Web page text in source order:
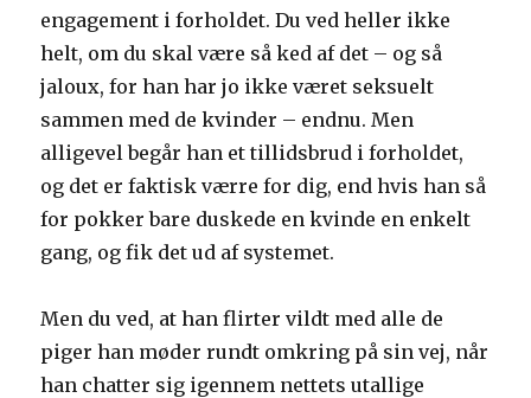
engagement i forholdet. Du ved heller ikke
helt, om du skal være så ked af det – og så
jaloux, for han har jo ikke været seksuelt
sammen med de kvinder – endnu. Men
alligevel begår han et tillidsbrud i forholdet,
og det er faktisk værre for dig, end hvis han så
for pokker bare duskede en kvinde en enkelt
gang, og fik det ud af systemet.
Men du ved, at han flirter vildt med alle de
piger han møder rundt omkring på sin vej, når
han chatter sig igennem nettets utallige